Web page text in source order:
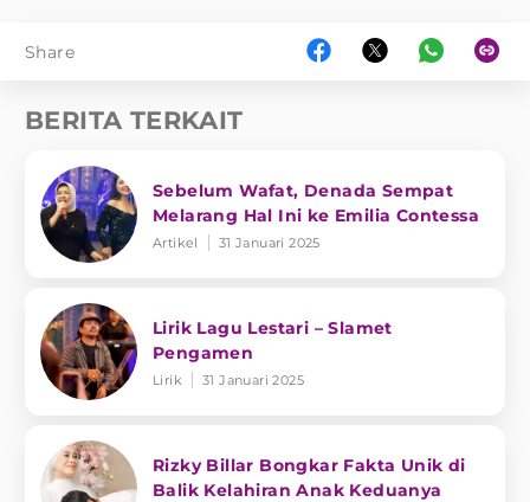
Share
BERITA TERKAIT
Sebelum Wafat, Denada Sempat
Melarang Hal Ini ke Emilia Contessa
Artikel 31 Januari 2025
Lirik Lagu Lestari – Slamet
Pengamen
Lirik 31 Januari 2025
Rizky Billar Bongkar Fakta Unik di
Balik Kelahiran Anak Keduanya